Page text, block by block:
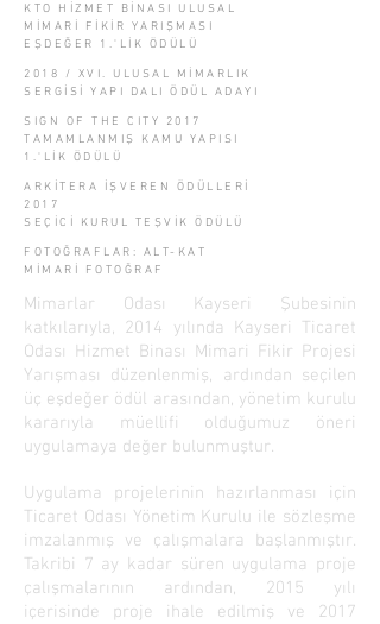
KTO HİZMET BİNASI ULUSAL
MİMARİ FİKİR YARIŞMASI
EŞDEĞER 1.'LİK ÖDÜLÜ
2018 / XVI. ULUSAL MİMARLIK
SERGİSİ YAPI DALI ÖDÜL ADAYI
SIGN OF THE CITY 2017
TAMAMLANMIŞ KAMU YAPISI
1.'LİK ÖDÜLÜ
ARKİTERA İŞVEREN ÖDÜLLERİ
2017
SEÇİCİ KURUL TEŞVİK ÖDÜLÜ
FOTOĞRAFLAR: ALT-KAT
MİMARİ FOTOĞRAF
Mimarlar Odası Kayseri Şubesinin
katkılarıyla, 2014 yılında Kayseri Ticaret
Odası Hizmet Binası Mimari Fikir Projesi
Yarışması düzenlenmiş, ardından seçilen
üç eşdeğer ödül arasından, yönetim kurulu
kararıyla müellifi olduğumuz öneri
uygulamaya değer bulunmuştur.
Uygulama projelerinin hazırlanması için
Ticaret Odası Yönetim Kurulu ile sözleşme
imzalanmış ve çalışmalara başlanmıştır.
Takribi 7 ay kadar süren uygulama proje
çalışmalarının ardından, 2015 yılı
içerisinde proje ihale edilmiş ve 2017